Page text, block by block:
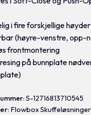
i fire forskjellige høyder
(høyre-venstre, opp-
frontmontering
på bunnplate
S-12716813710545
Flowbox Skuffeløsninger